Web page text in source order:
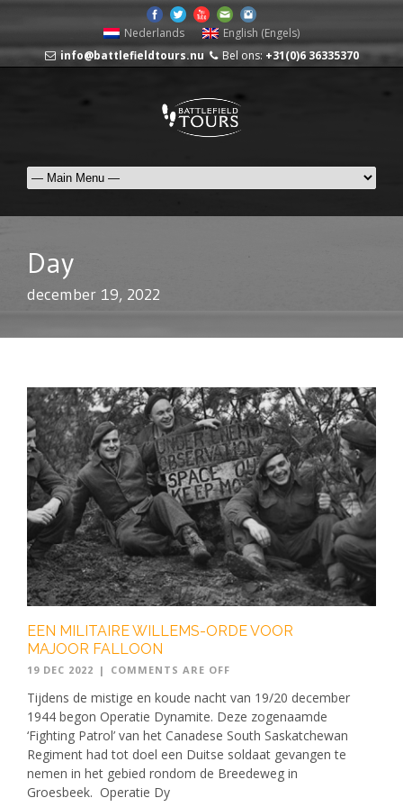
Nederlands English (Engels)
info@battlefieldtours.nu
Bel ons: +31(0)6 36335370
Day
december 19, 2022
EEN MILITAIRE WILLEMS-ORDE VOOR
MAJOOR FALLOON
19 DEC 2022 | COMMENTS ARE OFF
Tijdens de mistige en koude nacht van 19/20 december
1944 begon Operatie Dynamite. Deze zogenaamde
‘Fighting Patrol’ van het Canadese South Saskatchewan
Regiment had tot doel een Duitse soldaat gevangen te
nemen in het gebied rondom de Breedeweg in
Groesbeek. Operatie Dy